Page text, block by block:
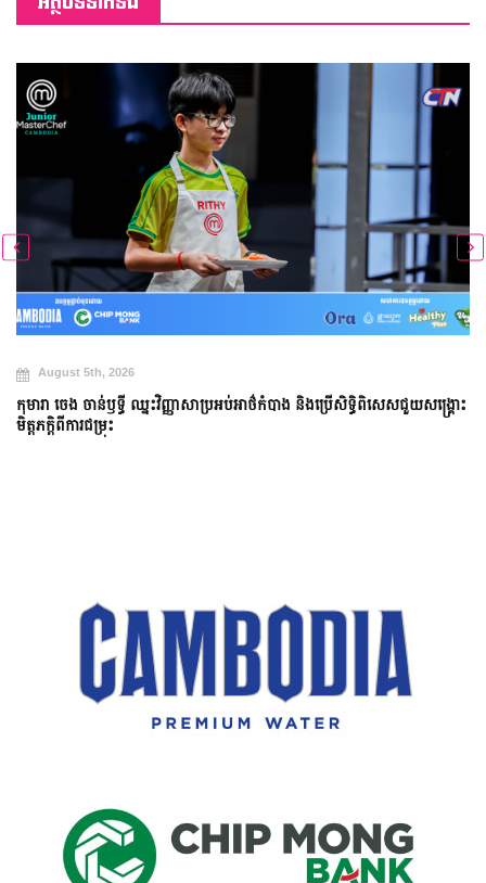
August 5th, 2026
កុមារា ចេង ចាន់ឫទ្ធី ឈ្នះវិញ្ញាសាប្រអប់អាថ៌កំបាង និងប្រើសិទ្ធិពិសេសជួយសង្គ្រោះ
មិត្តភក្តិពីការជម្រុះ